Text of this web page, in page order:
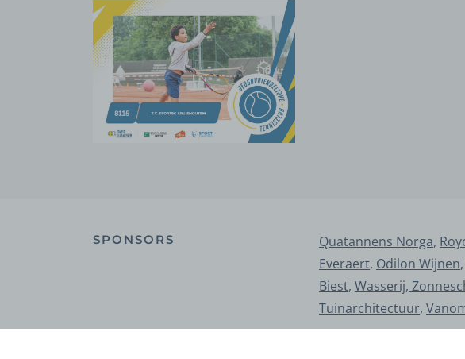
SPONSORS Quatannens Norga,
Everaert, Odilon Wijnen
Biest, Wasserij,
Tuinarchitectuur,